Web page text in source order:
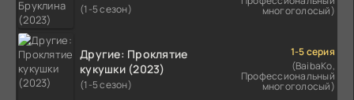
(1-5 сезон) многоголосый)
Другие: Проклятие
кукушки (2023)
(1-5 сезон)
1-5 серия
(BaibaKo,
Профессиональный
многоголосый)